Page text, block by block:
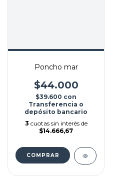
Poncho mar
$44.000
$39.600 con
Transferencia o
depósito bancario
3 cuotas sin interés de
$14.666,67
COMPRAR